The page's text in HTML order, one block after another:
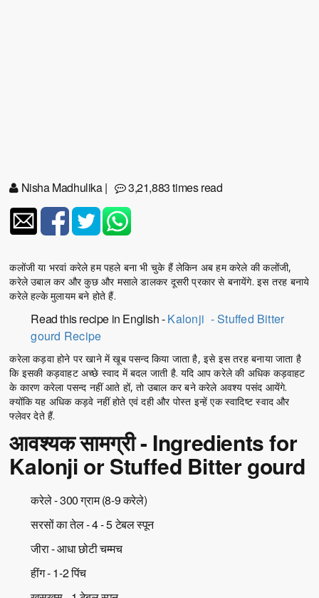
Nisha Madhulika| 3,21,883 times read
कलोंजी या भरवां करेले हम पहले बना भी चुके हैं लेकिन अब हम करेले की कलोंजी,
करेले उबाल कर और कुछ और मसाले डालकर दूसरी प्रकार से बनायेंगे. इस तरह बनाये
करेले हल्के मुलायम बने होते हैं.
Read this recipe in English -Kalonji - Stuffed Bitter
gourd Recipe
करेला कड़वा होने पर खाने में खूब पसन्द किया जाता है, इसे इस तरह बनाया जाता है
कि इसकी कड़वाहट अच्छे स्वाद में बदल जाती है. यदि आप करेले की अधिक कड़वाहट
के कारण करेला पसन्द नहीं आते हों, तो उबाल कर बने करेले अवश्य पसंद आयेंगे.
क्योंकि यह अधिक कड़वे नहीं होते एवं दही और पोस्त इन्हें एक स्वादिष्ट स्वाद और
फ्लेवर देते हैं.
आवश्यक सामग्री - Ingredients for
Kalonji or Stuffed Bitter gourd
करेले - 300 ग्राम (8-9 करेले)
सरसों का तेल - 4 - 5 टेबल स्पून
जीरा - आधा छोटी चम्मच
हींग - 1-2 पिंच